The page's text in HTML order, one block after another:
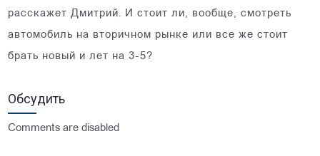
расскажет Дмитрий. И стоит ли, вообще, смотреть
автомобиль на вторичном рынке или все же стоит
брать новый и лет на 3-5?
Обсудить
Comments are disabled